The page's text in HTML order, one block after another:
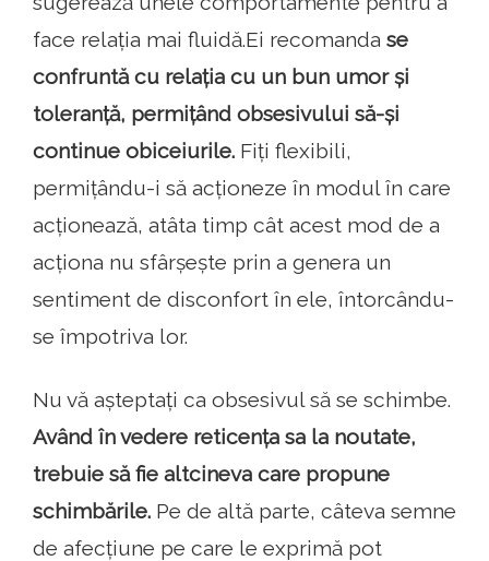
face relația mai fluidă.Ei recomanda se
confruntă cu relația cu un bun umor și
toleranță, permițând obsesivului să-și
continue obiceiurile. Fiți flexibili,
permițându-i să acționeze în modul în care
acționează, atâta timp cât acest mod de a
acționa nu sfârșește prin a genera un
sentiment de disconfort în ele, întorcându-
se împotriva lor.
Nu vă așteptați ca obsesivul să se schimbe.
Având în vedere reticența sa la noutate,
trebuie să fie altcineva care propune
schimbările. Pe de altă parte, câteva semne
de afecțiune pe care le exprimă pot